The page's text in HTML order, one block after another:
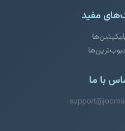
مفید
با ما